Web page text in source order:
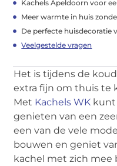
Kachels Apeldoorn voor
Meer warmte in huis
De perfecte huisdecoratie
Veelgestelde vragen
Het is tijdens de
extra fijn om thuis te
Met Kachels WK kunt
genieten van een
een van de vele
bouwen en geniet
kachel met zich mee